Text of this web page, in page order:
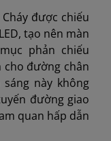
được chiếu
tạo nên màn
phản chiếu
đường chân
này không
đường giao
quan hấp dẫn